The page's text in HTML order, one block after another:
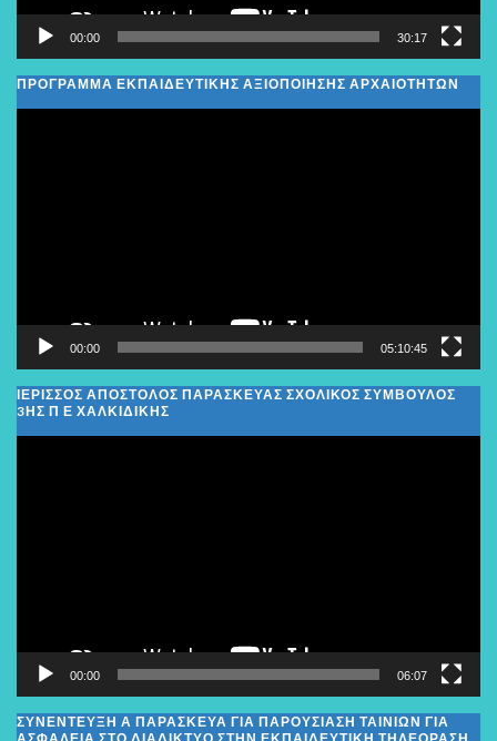
00:00 30:17
ΠΡΟΓΡΑΜΜΑ ΕΚΠΑΙΔΕΥΤΙΚΗΣ ΑΞΙΟΠΟΙΗΣΗΣ ΑΡΧΑΙΟΤΗΤΩΝ
00:00 05:10:45
ΙΕΡΙΣΣΟΣ ΑΠΟΣΤΟΛΟΣ ΠΑΡΑΣΚΕΥΑΣ ΣΧΟΛΙΚΌΣ ΣΎΜΒΟΥΛΟΣ
3ΗΣ Π Ε ΧΑΛΚΙΔΙΚΉΣ
00:00 06:07
ΣΥΝΕΝΤΕΥΞΗ Α ΠΑΡΑΣΚΕΥΑ ΓΙΑ ΠΑΡΟΥΣΙΑΣΗ ΤΑΙΝΙΩΝ ΓΙΑ